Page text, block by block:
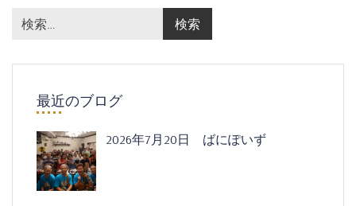
最近のブログ
2026年7月20日 ばにぽいず